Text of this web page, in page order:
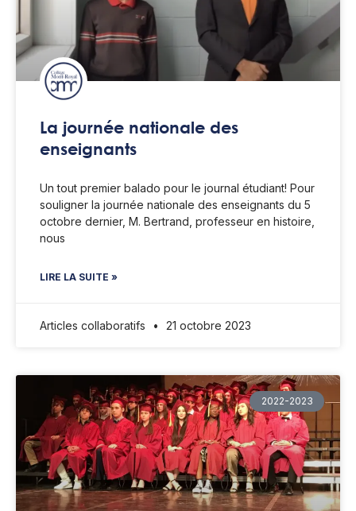
La journée nationale des
enseignants
Un tout premier balado pour le journal étudiant! Pour
souligner la journée nationale des enseignants du 5
octobre dernier, M. Bertrand, professeur en histoire,
nous
LIRE LA SUITE »
Articles collaboratifs 21 octobre 2023
2022-2023